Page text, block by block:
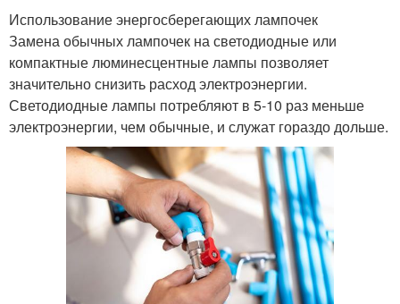
Использование энергосберегающих лампочек
Замена обычных лампочек на светодиодные или
компактные люминесцентные лампы позволяет
значительно снизить расход электроэнергии.
Светодиодные лампы потребляют в 5-10 раз меньше
электроэнергии, чем обычные, и служат гораздо дольше.